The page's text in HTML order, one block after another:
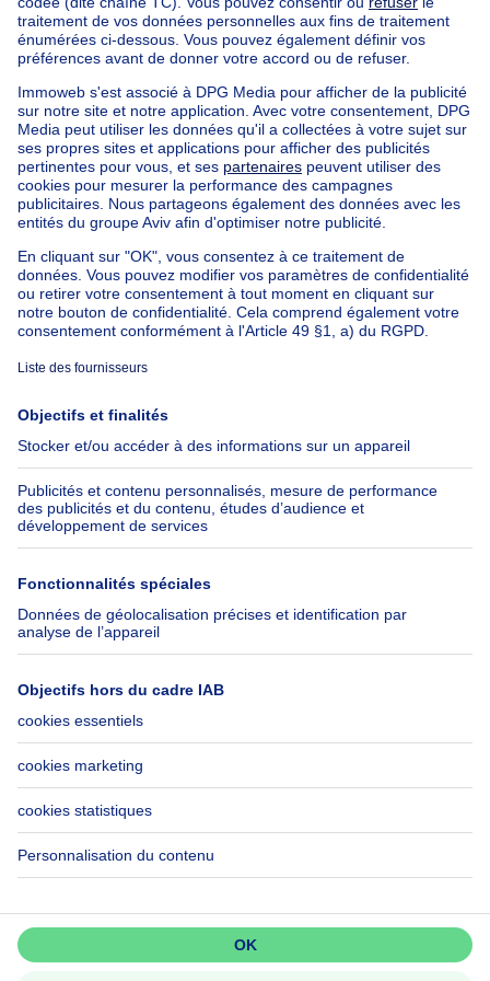
Immeuble à appartements à vendre
Maison Bel-étage à vendre
Bien exceptionnel à vendre
Ferme à vendre
Bungalow à vendre
Chalet à vendre
Château à vendre
Maison de campagne à vendre
Immeuble mixte à vendre
Autres biens à vendre
Manoir à vendre
Nos maisons hors de la Belgique
Maison à vendre France
Maison à vendre Espagne
Maison à vendre Italie
Maison à vendre Luxembourg
Maison à vendre Pays-bas
À propos
Immoweb
Presse
Emplois
Groupe Axel Springer
SeLoger.com
Immowelt.de
Outils
Belfius
Assurances
Check-list déménagement
Aide
FAQ
Accessibilité
Contactez-nous
Suivez-nous
LinkedIn
Immoweb SA © 2026 - Tous droits réservés
Conditions d'utilisation Gestion des cookies
Vie privée
Règles de fonctionnement et de classement
3044 -